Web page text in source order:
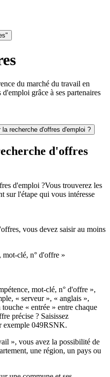
du marché du travail en
grâce à ses partenaires
recherche d'offres d'emploi ?
d'offres
d'emploi ?Vous trouverez les
sur l'étape qui vous intéresse
vous devez saisir au moins
mot-clé, n° d'offre »
mot-clé, n° d'offre »,
« serveur », « anglais »,
« entrée » entre chaque
précise ? Saisissez
exemple 049RSNK.
», vous avez la possibilité de
une région, un pays ou